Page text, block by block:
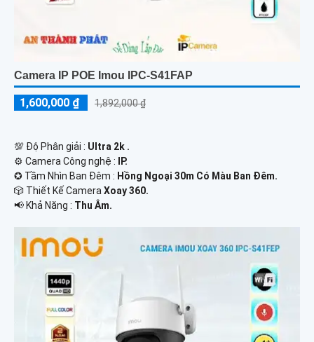
Camera IP POE Imou IPC-S41FAP
1,600,000 ₫ 1,892,000 ₫
💯 Độ Phân giải : Ultra 2k .
⚙ Camera Công nghệ :
IP.
✪ Tầm Nhìn Ban Đêm : Hồng Ngoại 30m Có Màu Ban Đêm.
🎲 Thiết Kế Camera Xoay 360.
️📢 Khả Năng : Thu Âm.